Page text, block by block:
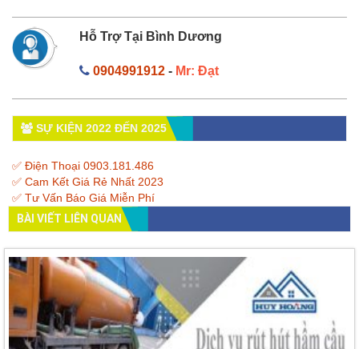
Hỗ Trợ Tại Bình Dương
0904991912- Mr: Đạt
SỰ KIỆN 2022 ĐẾN 2025
✅ Điện Thoại 0903.181.486
✅ Cam Kết Giá Rẻ Nhất 2023
✅ Tư Vấn Báo Giá Miễn Phí
BÀI VIẾT LIÊN QUAN